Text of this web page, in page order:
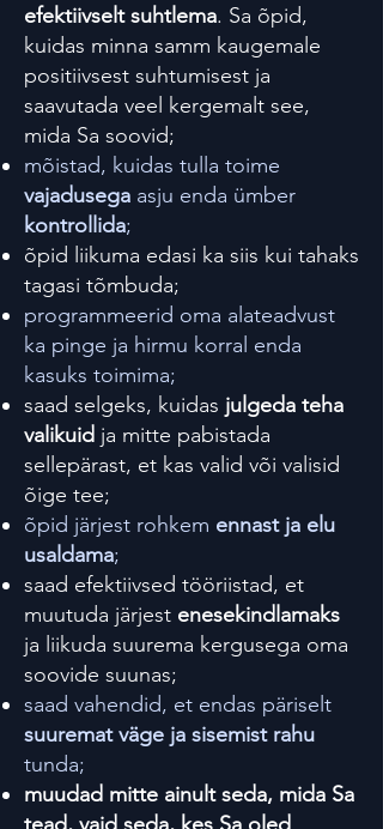
efektiivselt suhtlema. Sa õpid,
kuidas minna samm kaugemale
positiivsest suhtumisest ja
saavutada veel kergemalt see,
mida Sa soovid;
mõistad, kuidas tulla toime
vajadusega asju enda ümber
kontrollida;
õpid liikuma edasi ka siis kui tahaks
tagasi tõmbuda;
programmeerid oma alateadvust
ka pinge ja hirmu korral enda
kasuks toimima;
saad selgeks, kuidas julgeda teha
valikuid ja mitte pabistada
sellepärast, et kas valid või valisid
õige tee;
õpid järjest rohkem ennast ja elu
usaldama;
saad efektiivsed tööriistad, et
muutuda järjest enesekindlamaks
ja liikuda suurema kergusega oma
soovide suunas;
saad vahendid, et endas päriselt
suuremat väge ja sisemist rahu
tunda;
muudad mitte ainult seda, mida Sa